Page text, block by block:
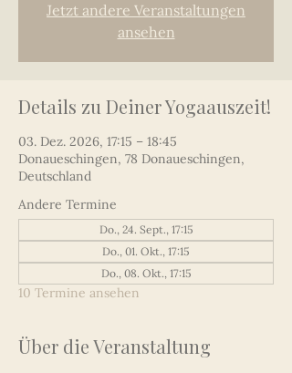
Jetzt andere Veranstaltungen
ansehen
Details zu Deiner Yogaauszeit!
03. Dez. 2026, 17:15 – 18:45
Donaueschingen, 78 Donaueschingen,
Deutschland
Andere Termine
Do., 24. Sept., 17:15
Do., 01. Okt., 17:15
Do., 08. Okt., 17:15
10 Termine ansehen
Über die Veranstaltung